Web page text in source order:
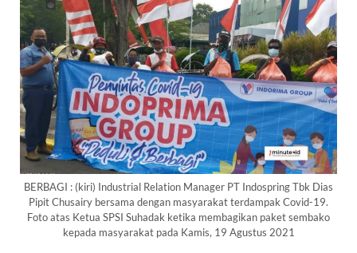
BERBAGI : (kiri) Industrial Relation Manager PT Indospring Tbk Dias
Pipit Chusairy bersama dengan masyarakat terdampak Covid-19.
Foto atas Ketua SPSI Suhadak ketika membagikan paket sembako
kepada masyarakat pada Kamis, 19 Agustus 2021